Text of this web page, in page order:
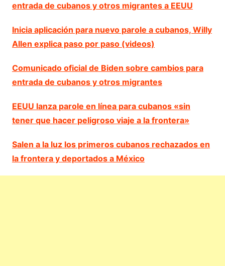
entrada de cubanos y otros migrantes a EEUU
Inicia aplicación para nuevo parole a cubanos, Willy
Allen explica paso por paso (videos)
Comunicado oficial de Biden sobre cambios para
entrada de cubanos y otros migrantes
EEUU lanza parole en línea para cubanos «sin
tener que hacer peligroso viaje a la frontera»
Salen a la luz los primeros cubanos rechazados en
la frontera y deportados a México